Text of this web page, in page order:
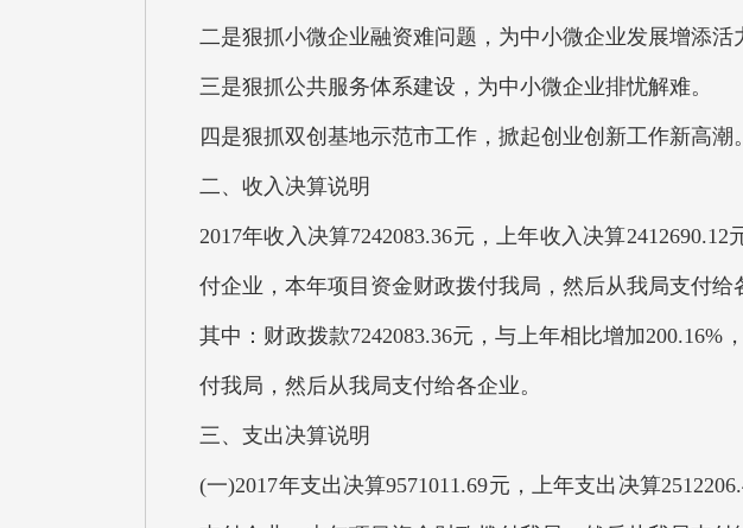
二是狠抓小微企业融资难问题，为中小微企业发展增添活
三是狠抓公共服务体系建设，为中小微企业排忧解难。
四是狠抓双创基地示范市工作，掀起创业创新工作新高潮。
二、收入决算说明
2017年收入决算7242083.36元，上年收入决算
付企业，本年项目资金财政拨付我局，然后从我局支付给
其中：财政拨款7242083.36元，与上年相比增加
付我局，然后从我局支付给各企业。
三、支出决算说明
(一)2017年支出决算9571011.69元，上年支出决算